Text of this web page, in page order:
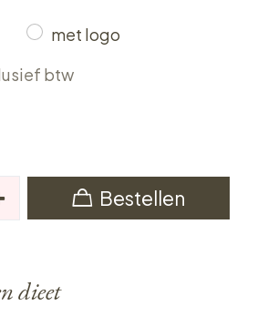
met logo
btw
Bestellen
dieet